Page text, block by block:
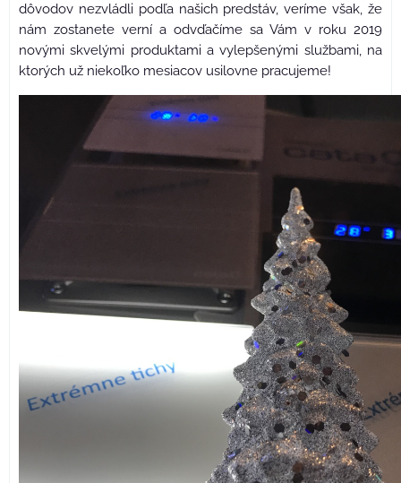
dôvodov nezvládli podľa našich predstáv, veríme však, že
nám zostanete verní a odvďačíme sa Vám v roku 2019
novými skvelými produktami a vylepšenými službami, na
ktorých už niekoľko mesiacov usilovne pracujeme!